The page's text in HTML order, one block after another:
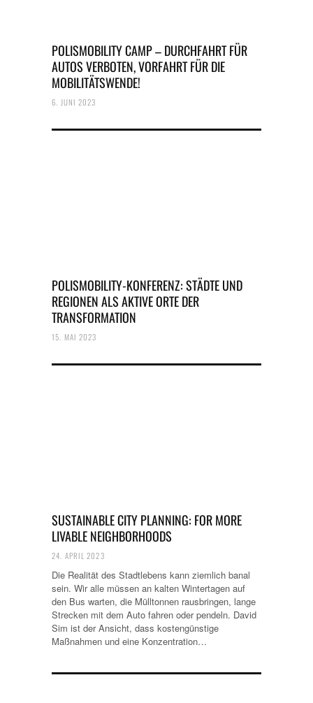
POLISMOBILITY CAMP – DURCHFAHRT FÜR
AUTOS VERBOTEN, VORFAHRT FÜR DIE
MOBILITÄTSWENDE!
6. JUNI 2023
POLISMOBILITY-KONFERENZ: STÄDTE UND
REGIONEN ALS AKTIVE ORTE DER
TRANSFORMATION
15. MAI 2023
SUSTAINABLE CITY PLANNING: FOR MORE
LIVABLE NEIGHBORHOODS
24. APRIL 2023
Die Realität des Stadtlebens kann ziemlich banal
sein. Wir alle müssen an kalten Wintertagen auf
den Bus warten, die Mülltonnen rausbringen, lange
Strecken mit dem Auto fahren oder pendeln. David
Sim ist der Ansicht, dass kostengünstige
Maßnahmen und eine Konzentration…